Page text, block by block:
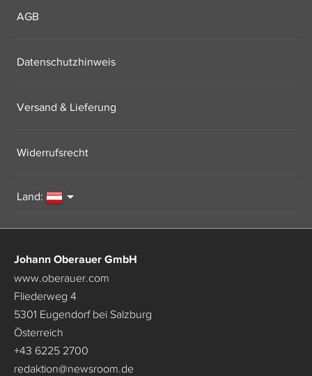
AGB
Datenschutzhinweis
Versand & Lieferung
Widerrufsrecht
Land:
Johann Oberauer GmbH
www.oberauer.com
Fliederweg 4
5301 Eugendorf bei Salzburg
Österreich
+43 6225 2700
redaktion@newsroom.de